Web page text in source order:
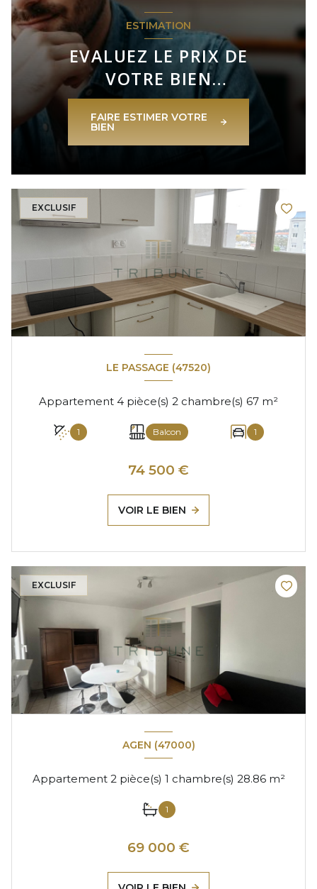
ESTIMATION
EVALUEZ LE PRIX DE
VOTRE BIEN
IMMOBILIER
FAIRE ESTIMER VOTRE
BIEN
EXCLUSIF
LE PASSAGE (47520)
Appartement 4 pièce(s) 2 chambre(s) 67 m²
1 Balcon 1
74 500 €
VOIR LE BIEN
EXCLUSIF
AGEN (47000)
Appartement 2 pièce(s) 1 chambre(s) 28.86 m²
1
69 000 €